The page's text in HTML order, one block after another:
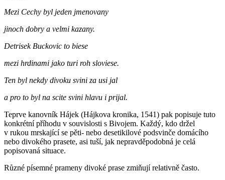
Mezi Cechy byl jeden jmenovany
jinoch dobry a velmi kazany.
Detrisek Buckovic to biese
mezi hrdinami jako turi roh sloviese.
Ten byl nekdy divoku svini za usi jal
a pro to byl na scite svini hlavu i prijal.
Teprve kanovník Hájek (Hájkova kronika, 1541) pak popisuje tuto
konkrétní příhodu v souvislosti s Bivojem. Každý, kdo držel
v rukou mrskající se pěti- nebo desetikilové podsvinče domácího
nebo divokého prasete, asi tuší, jak nepravděpodobná je celá
popisovaná situace.
Různé písemné prameny divoké prase zmiňují relativně často.